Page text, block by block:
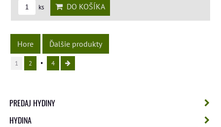
ks DO KOŠÍKA
Hore Ďalšie produkty
1 2 4
PREDAJ HYDINY
HYDINA